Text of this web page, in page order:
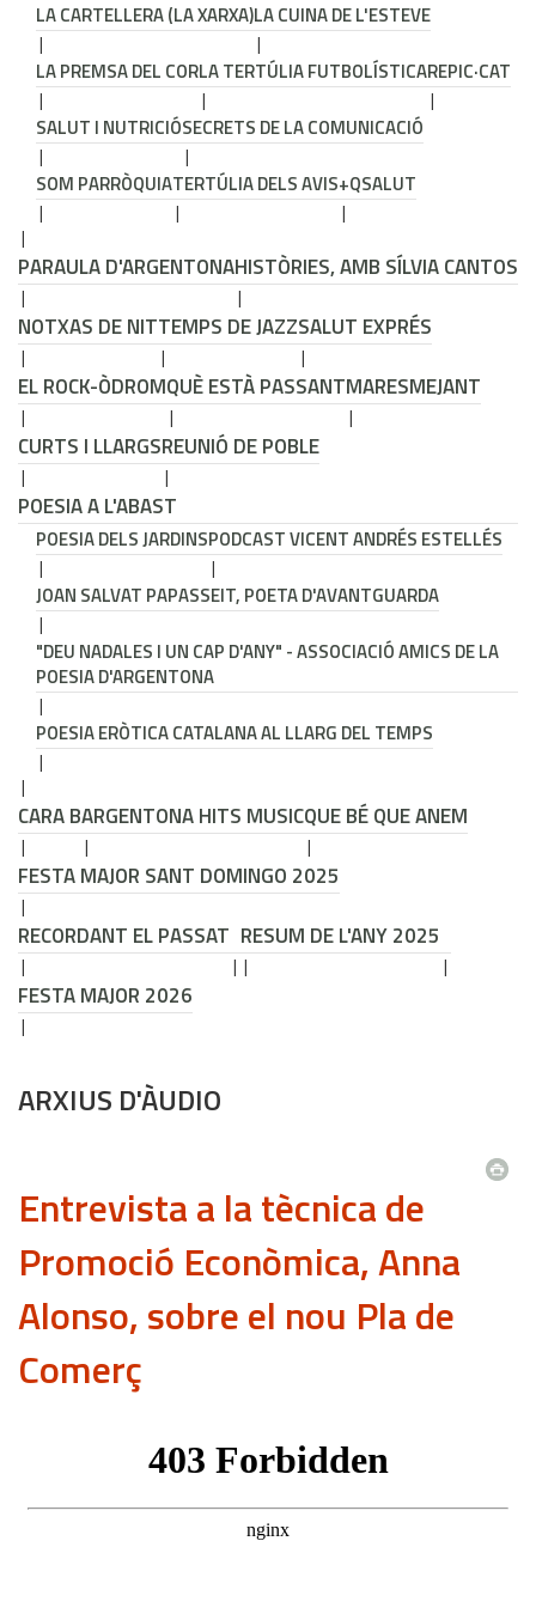
LA CARTELLERA (LA XARXA)LA CUINA DE L'ESTEVE
LA PREMSA DEL CORLA TERTÚLIA FUTBOLÍSTICAREPIC·CAT
SALUT I NUTRICIÓSECRETS DE LA COMUNICACIÓ
SOM PARRÒQUIATERTÚLIA DELS AVIS+QSALUT
PARAULA D'ARGENTONAHISTÒRIES, AMB SÍLVIA CANTOS
NOTXAS DE NITTEMPS DE JAZZSALUT EXPRÉS
EL ROCK-ÒDROMQUÈ ESTÀ PASSANTMARESMEJANT
CURTS I LLARGSREUNIÓ DE POBLE
POESIA A L'ABAST
POESIA DELS JARDINSPODCAST VICENT ANDRÉS ESTELLÉS
JOAN SALVAT PAPASSEIT, POETA D'AVANTGUARDA
"DEU NADALES I UN CAP D'ANY" - ASSOCIACIÓ AMICS DE LA
POESIA D'ARGENTONA
POESIA ERÒTICA CATALANA AL LLARG DEL TEMPS
CARA BARGENTONA HITS MUSICQUE BÉ QUE ANEM
FESTA MAJOR SANT DOMINGO 2025
RECORDANT EL PASSAT RESUM DE L'ANY 2025
FESTA MAJOR 2026
ARXIUS D'ÀUDIO
Entrevista a la tècnica de
Promoció Econòmica, Anna
Alonso, sobre el nou Pla de
Comerç